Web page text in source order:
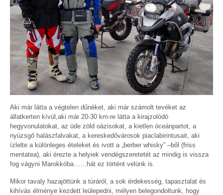
Aki már látta a végtelen dűnéket, aki már számolt tevéket az
állatkerten kívül,aki már 20-30 km-re látta a kirajzolódó
hegyvonulatokat, az üde zöld oázisokat, a kietlen óceánpartot, a
nyüzsgő halászfalvakat, a kereskedővárosok piaclabirintusait, aki
ízlelte a különleges ételeket és ivott a „berber whisky” –ből (friss
mentatea), aki érezte a helyiek vendégszeretetét az mindig is vissza
fog vágyni Marokkóba……hát ez történt velünk is.
Mikor tavaly hazajöttünk a túráról, a sok érdekesség, tapasztalat és
kihívás élménye kezdett leülepedni, mélyen belegondoltunk, hogy